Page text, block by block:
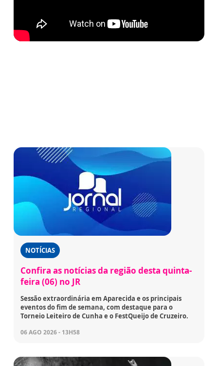
NOTÍCIAS
Confira as notícias da região desta quinta-
feira (06) no JR
Sessão extraordinária em Aparecida e os principais
eventos do fim de semana, com destaque para o
Torneio Leiteiro de Cunha e o FestQueijo de Cruzeiro.
06 AGO 2026 - 13H58